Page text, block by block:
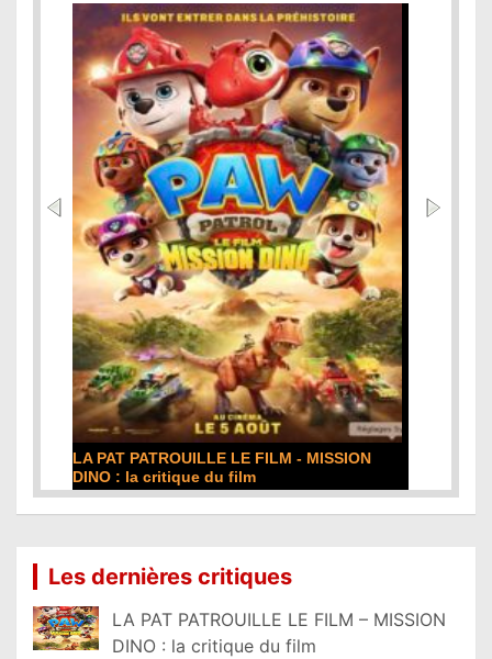
DE LA COMÉDIE-FRANÇAISE : la critique du
film
Les dernières critiques
LA PAT PATROUILLE LE FILM – MISSION
DINO : la critique du film